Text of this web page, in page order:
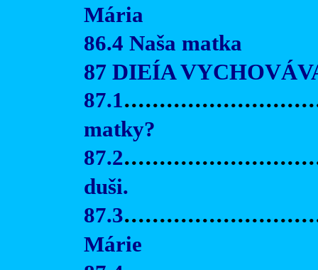
Mária
86.4 Naša matka
87 DIEÍA
87.1
matky?
87.2
duši.
87.3
Márie